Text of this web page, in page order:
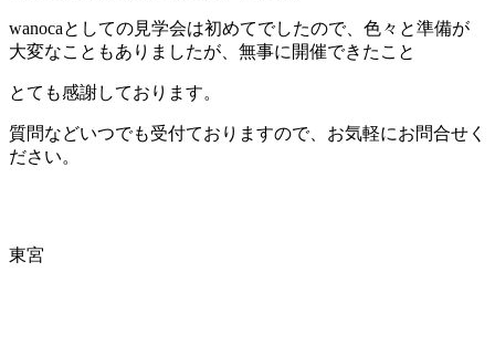
wanocaとしての見学会は初めてでしたので、色々と準備が
大変なこともありましたが、無事に開催できたこと
とても感謝しております。
質問などいつでも受付ておりますので、お気軽にお問合せく
ださい。
東宮